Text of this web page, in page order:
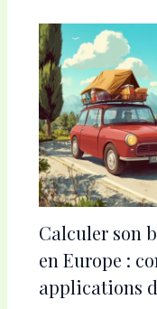
Calculer son
en Europe :
applications